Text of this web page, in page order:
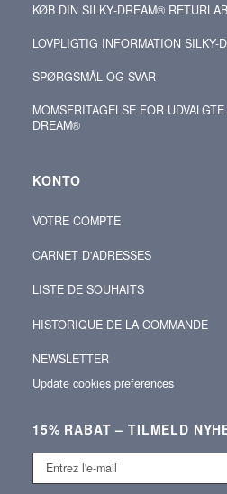
KØB DIN SILKY‑DREAM®
LOVPLIGTIG INFORMATION SILKY-
SPØRGSMÅL OG SVAR
MOMSFRITAGELSE FOR
DREAM®
KONTO
VOTRE COMPTE
CARNET D'ADRESSES
LISTE DE SOUHAITS
HISTORIQUE DE LA COMMANDE
NEWSLETTER
Update cookies preferences
15% RABAT – TILMELD
Entrez
mail